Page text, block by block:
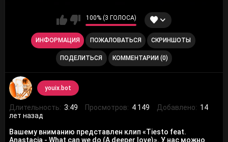
100% (3 ГОЛОСА)
ИНФОРМАЦИЯ ПОЖАЛОВАТЬСЯ СКРИНШОТЫ
ПОДЕЛИТЬСЯ КОММЕНТАРИИ (0)
youix.bot
Длительность: 3:49 Просмотров: 4 149 Добавлено: 14
лет назад
Вашему вниманию представлен клип «Tiesto feat.
Anastacia - What can we do (A deeper love)». У нас можно